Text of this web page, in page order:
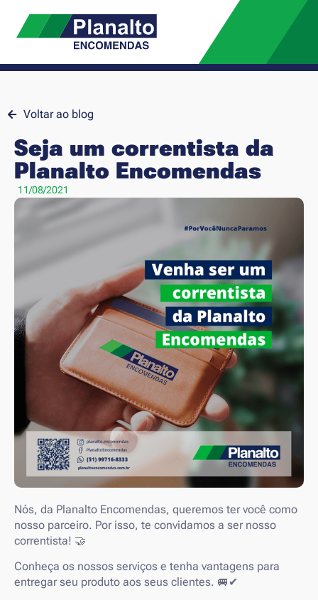
Voltar ao blog
Seja um correntista da
Planalto Encomendas
11/08/2021
Nós, da Planalto Encomendas, queremos ter você como
nosso parceiro. Por isso, te convidamos a ser nosso
correntista! 🤝
Conheça os nossos serviços e tenha vantagens para
entregar seu produto aos seus clientes. 🚐✔